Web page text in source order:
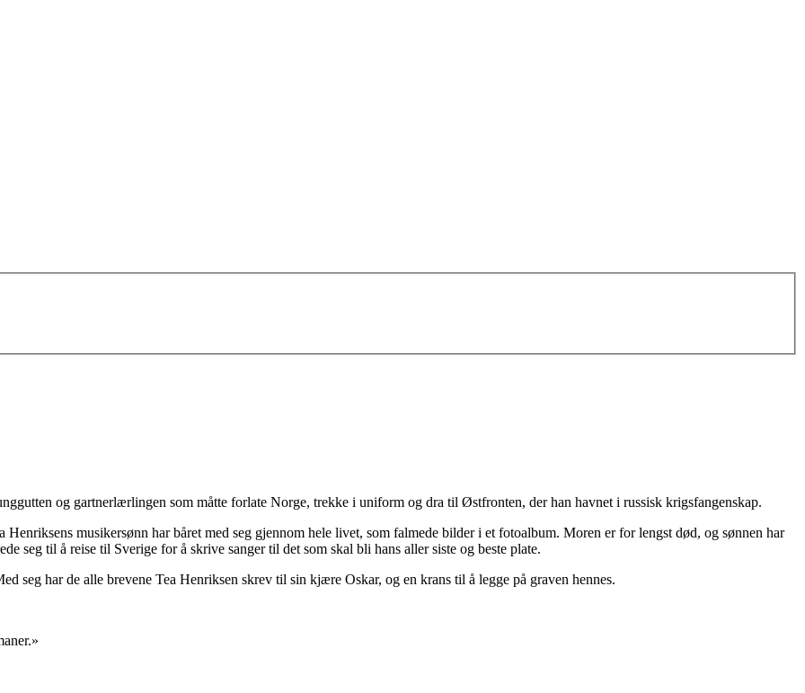
og gartnerlærlingen som måtte forlate Norge, trekke i uniform og dra til Østfronten, der han havnet i russisk krigsfangenskap.
musikersønn har båret med seg gjennom hele livet, som falmede bilder i et fotoalbum. Moren er for lengst død, og sønnen har
seg til å reise til Sverige for å skrive sanger til det som skal bli hans aller siste og beste plate.
seg har de alle brevene Tea Henriksen skrev til sin kjære Oskar, og en krans til å legge på graven hennes.